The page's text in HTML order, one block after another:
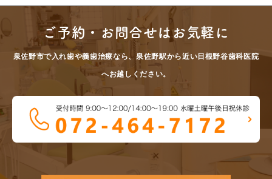
ご予約・お問合せはお気軽に
泉佐野市で入れ歯や義歯治療なら、泉佐野駅から近い日根野谷歯科医院
へお越しください。